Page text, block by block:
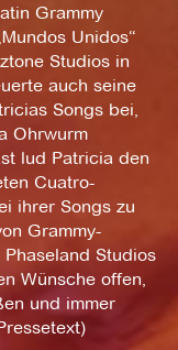
Grammy
Unidos“
Studios in
auch seine
Songs bei,
Ohrwurm
lud Patricia den
Cuatro-
ihrer Songs zu
Grammy-
Studios
Wünsche offen,
und immer